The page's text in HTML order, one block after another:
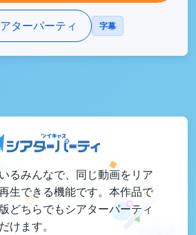
ターパーティ 字幕
るみんなで、同じ動画をリア
生できる機能です。本作品で
どちらでもシアターパーティ
けます。